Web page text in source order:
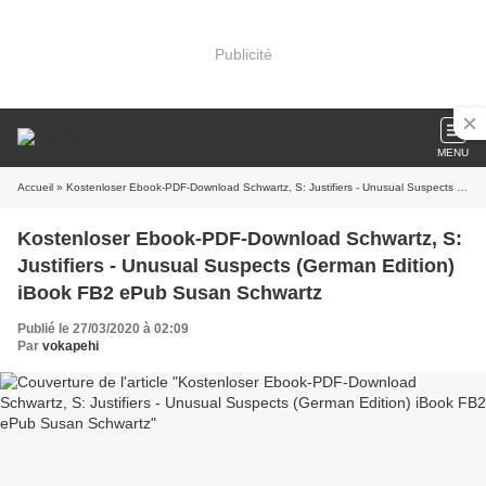
Publicité
MENU
Accueil » Kostenloser Ebook-PDF-Download Schwartz, S: Justifiers - Unusual Suspects (German Edition) iBook FB2 ePub Susan Schwartz
Kostenloser Ebook-PDF-Download Schwartz, S:
Justifiers - Unusual Suspects (German Edition)
iBook FB2 ePub Susan Schwartz
Publié le 27/03/2020 à 02:09
Par vokapehi